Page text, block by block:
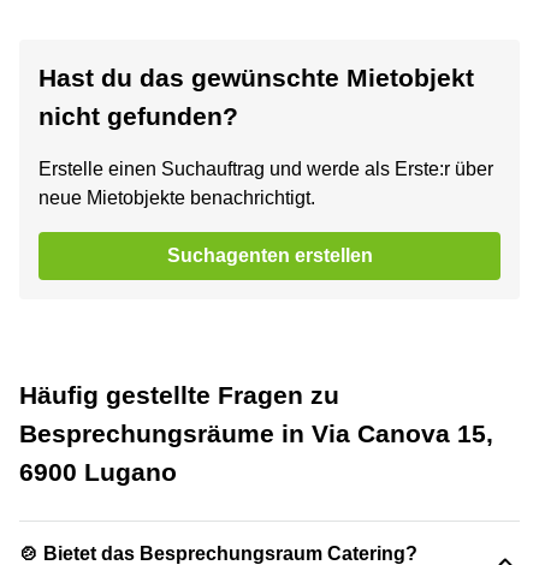
Hast du das gewünschte Mietobjekt
nicht gefunden?
Erstelle einen Suchauftrag und werde als Erste:r über
neue Mietobjekte benachrichtigt.
Suchagenten erstellen
Häufig gestellte Fragen zu
Besprechungsräume in Via Canova 15,
6900 Lugano
🍲 Bietet das Besprechungsraum Catering?